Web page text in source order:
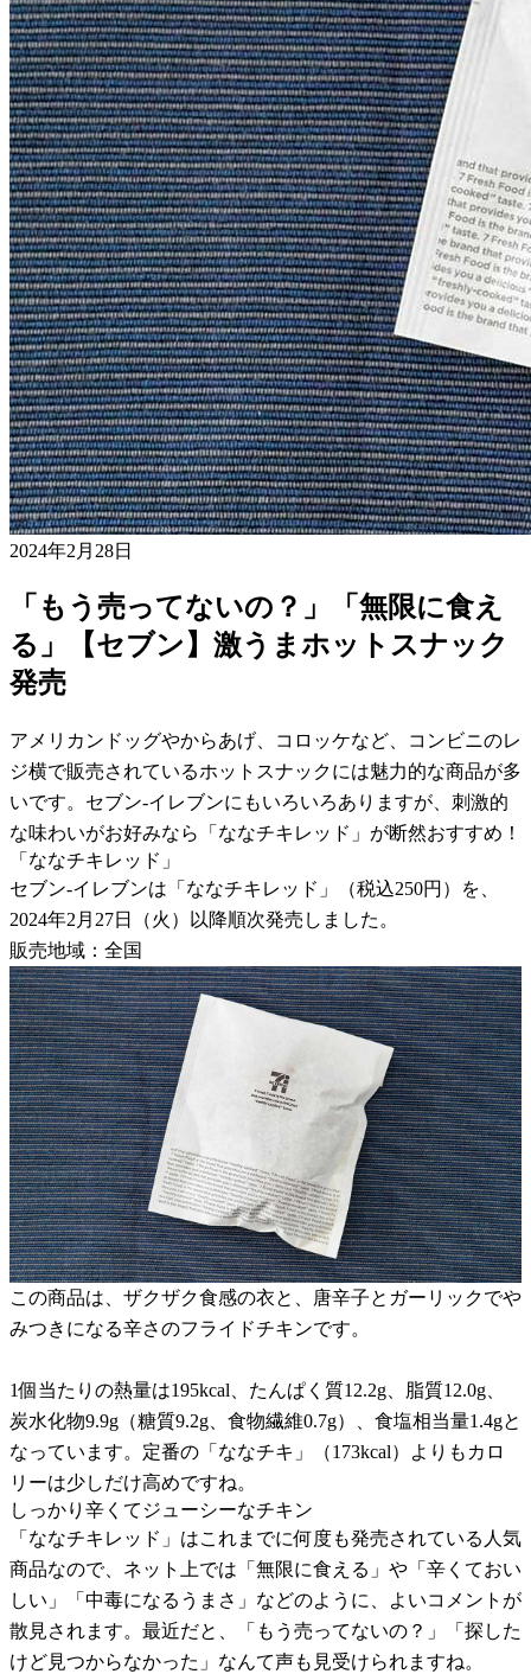
2024年2月28日
「もう売ってないの？」「無限に食え
る」【セブン】激うまホットスナック
発売
アメリカンドッグやからあげ、コロッケなど、コンビニのレ
ジ横で販売されているホットスナックには魅力的な商品が多
いです。セブン-イレブンにもいろいろありますが、刺激的
な味わいがお好みなら「ななチキレッド」が断然おすすめ！
「ななチキレッド」
セブン-イレブンは「ななチキレッド」（税込250円）を、
2024年2月27日（火）以降順次発売しました。
販売地域：全国
この商品は、ザクザク食感の衣と、唐辛子とガーリックでや
みつきになる辛さのフライドチキンです。
1個当たりの熱量は195kcal、たんぱく質12.2g、脂質12.0g、
炭水化物9.9g（糖質9.2g、食物繊維0.7g）、食塩相当量1.4gと
なっています。定番の「ななチキ」（173kcal）よりもカロ
リーは少しだけ高めですね。
しっかり辛くてジューシーなチキン
「ななチキレッド」はこれまでに何度も発売されている人気
商品なので、ネット上では「無限に食える」や「辛くておい
しい」「中毒になるうまさ」などのように、よいコメントが
散見されます。最近だと、「もう売ってないの？」「探した
けど見つからなかった」なんて声も見受けられますね。